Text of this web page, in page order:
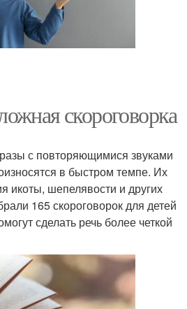
скороговорка
с повторяющимися звуками
в быстром темпе. Их
икоты, шепелявости и других
165 скороговорок для детей
сделать речь более четкой